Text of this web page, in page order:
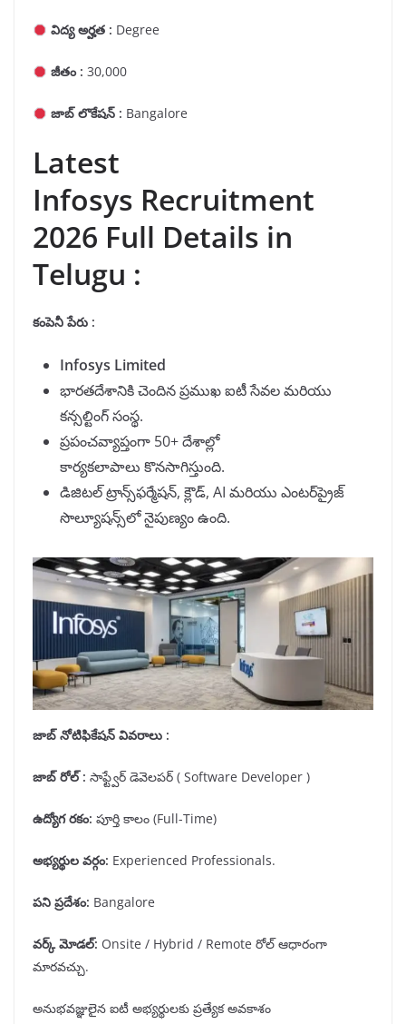
విద్య అర్హత : Degree
జీతం : 30,000
జాబ్ లొకేషన్ : Bangalore
Latest
Infosys Recruitment
2026 Full Details in
Telugu :
కంపెనీ పేరు :
Infosys Limited
భారతదేశానికి చెందిన ప్రముఖ ఐటీ సేవల మరియు
కన్సల్టింగ్ సంస్థ.
ప్రపంచవ్యాప్తంగా 50+ దేశాల్లో
కార్యకలాపాలు కొనసాగిస్తుంది.
డిజిటల్ ట్రాన్స్‌ఫర్మేషన్, క్లౌడ్, AI మరియు ఎంటర్‌ప్రైజ్
సొల్యూషన్స్‌లో నైపుణ్యం ఉంది.
జాబ్ నోటిఫికేషన్ వివరాలు :
జాబ్రోల్ : సాఫ్ట్వేర్ డెవెలపర్ ( Software Developer )
ఉద్యోగ రకం: పూర్తి కాలం (Full-Time)
అభ్యర్థుల వర్గం: Experienced Professionals.
పని ప్రదేశం: Bangalore
వర్క్ మోడల్: Onsite / Hybrid / Remote రోల్ ఆధారంగా
మారవచ్చు.
అనుభవజ్ఞులైన ఐటీ అభ్యర్థులకు ప్రత్యేక అవకాశం